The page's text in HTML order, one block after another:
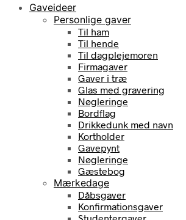
Gaveideer
Personlige gaver
Til ham
Til hende
Til dagplejemoren
Firmagaver
Gaver i træ
Glas med gravering
Nøgleringe
Bordflag
Drikkedunk med navn
Kortholder
Gavepynt
Nøgleringe
Gæstebog
Mærkedage
Dåbsgaver
Konfirmationsgaver
Studentergaver